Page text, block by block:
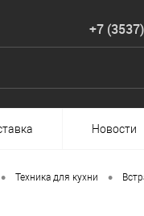
+7
Новости
• Техника для кухни •